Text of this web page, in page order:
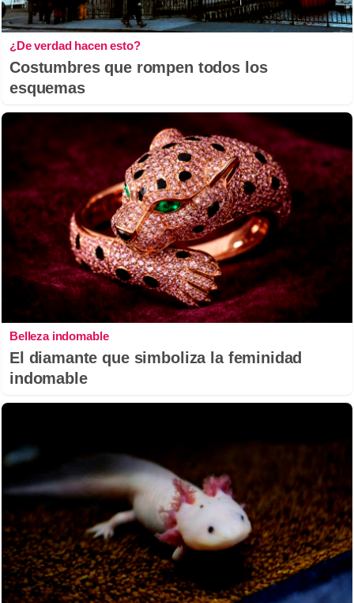
¿De verdad hacen esto?
Costumbres que rompen todos los
esquemas
Belleza indomable
El diamante que simboliza la feminidad
indomable